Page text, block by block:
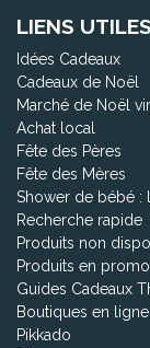
LIENS UTILES
Idées Cadeaux
Cadeaux de Noël
Marché de Noël
Achat local
Fête des Pères
Fête des Mères
Shower de bébé :
Recherche rapide
Produits non
Produits en
Guides Cadeaux
Boutiques en
Pikkado